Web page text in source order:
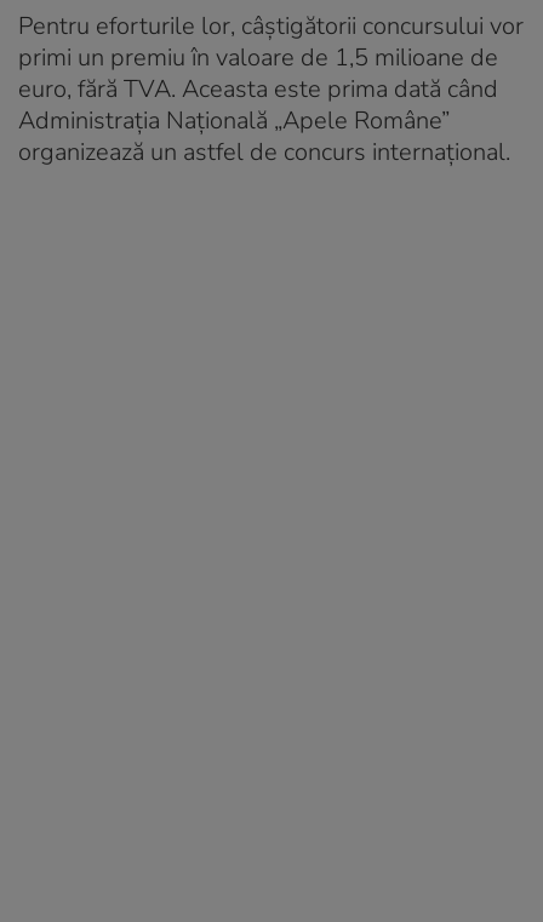
Pentru eforturile lor, câştigătorii concursului vor
primi un premiu în valoare de 1,5 milioane de
euro, fără TVA. Aceasta este prima dată când
Administraţia Naţională „Apele Române”
organizează un astfel de concurs internaţional.